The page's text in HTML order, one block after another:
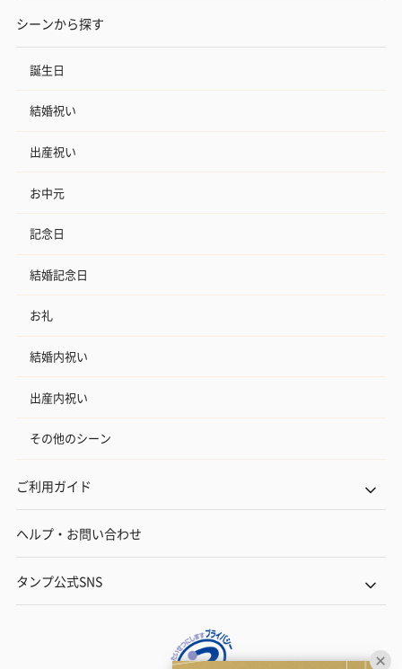
シーンから探す
誕生日
結婚祝い
出産祝い
お中元
記念日
結婚記念日
お礼
結婚内祝い
出産内祝い
その他のシーン
ご利用ガイド
ヘルプ・お問い合わせ
タンプ公式SNS